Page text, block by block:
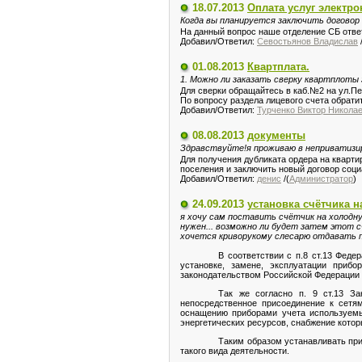
18.07.2013 Оплата услуг
Когда вы планируется заключить
На данный вопрос наше отделение СБ
Добавил/Ответил: Севостьянов Владислав
01.08.2013 Квартплата.
1. Можно ли заказать сверку квартплоты
Для сверки обращайтесь в каб.№2 на
По вопросу раздела лицевого счета
Добавил/Ответил: Турченко Виктор
08.08.2013 документы
Здравствуйте!я проживаю в
Для получения дубликата ордера на
поселения и заключить новый договор
Добавил/Ответил: денис /(Администратор)
24.09.2013 установка счётчика
я хочу сам поставить счётчик на
нужен... возможно ли будет затем этот
хочется криворукому слесарю отдавать
В соответствии с п.8 ст.13
установке, замене, эксплуатации
законодательством Российской
Так же согласно п. 9 ст.13
непосредственное присоединение к
оснащению приборами учета
энергетических ресурсов, снабжение
Таким образом устанавливать
такого вида деятельности.